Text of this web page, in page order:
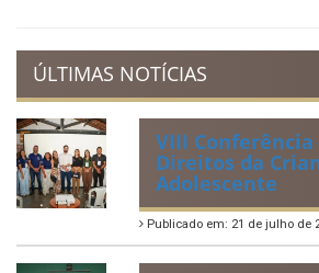
ÚLTIMAS NOTÍCIAS
VIII
Direitos da
Adolescente
Publicado em: 21 de julho de